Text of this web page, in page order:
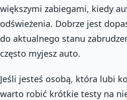
większymi zabiegami, kiedy
odświeżenia. Dobrze jest
do aktualnego stanu
często myjesz auto.
Jeśli jesteś osobą, która lubi
warto robić krótkie testy na